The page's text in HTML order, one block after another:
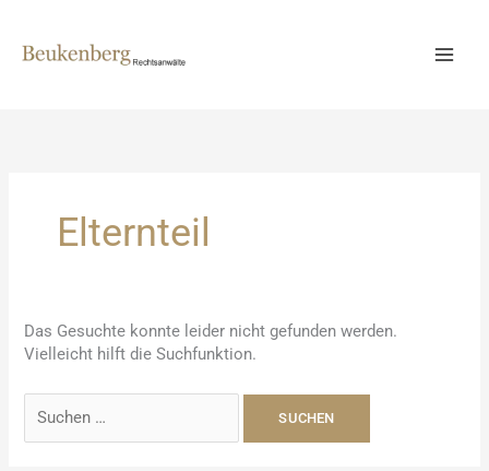
springen
Elternteil
Das Gesuchte konnte leider nicht gefunden werden.
Vielleicht hilft die Suchfunktion.
nach: